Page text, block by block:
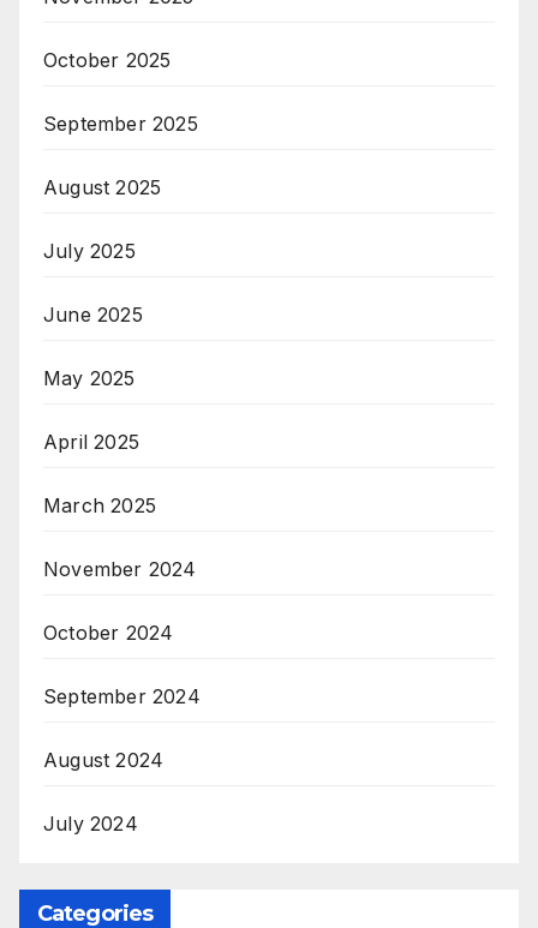
October 2025
September 2025
August 2025
July 2025
June 2025
May 2025
April 2025
March 2025
November 2024
October 2024
September 2024
August 2024
July 2024
Categories